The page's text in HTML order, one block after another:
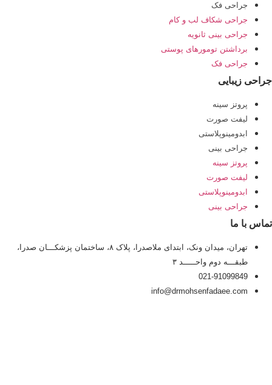
جراحی فک
جراحی شکاف لب و کام
جراحی بینی ثانویه
برداشتن تومورهای پوستی
جراحی فک
جراحی زیبایی
پروتز سینه
لیفت صورت
ابدومینوپلاستی
جراحی بینی
پروتز سینه
لیفت صورت
ابدومینوپلاستی
جراحی بینی
تماس با ما
تهران، میدان ونک، ابتدای ملاصدرا، پلاک ۸، ساختمان پزشکـــان صدرا،
طبقـــه دوم واحـــــد ۳
021-91099849
info@drmohsenfadaee.com